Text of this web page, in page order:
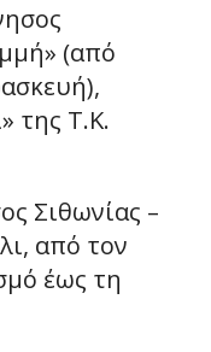
(από
της Τ.Κ.
Σιθωνίας –
από τον
έως τη